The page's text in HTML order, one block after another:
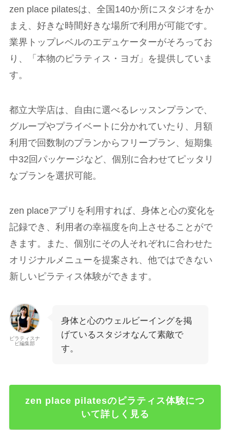
zen place pilatesは、全国140か所にスタジオをか
まえ、好きな時間好きな場所で利用が可能です。
業界トップレベルのエデュケーターがそろってお
り、「本物のピラティス・ヨガ」を提供していま
す。
都立大学店は、自由に選べるレッスンプランで、
グループやプライベートに分かれていたり、月額
利用で回数制のプランからフリープラン、短期集
中32回パッケージなど、個別に合わせてピッタリ
なプランを選択可能。
zen placeアプリを利用すれば、身体と心の変化を
記録でき、利用者の幸福度を向上させることがで
きます。また、個別にその人それぞれに合わせた
オリジナルメニューを提案され、他ではできない
新しいピラティス体験ができます。
ピラティスナ
ビ編集部
身体と心のウェルビーイングを掲
げているスタジオなんて素敵で
す。
zen place pilatesのピラティス体験につ
いて詳しく見る